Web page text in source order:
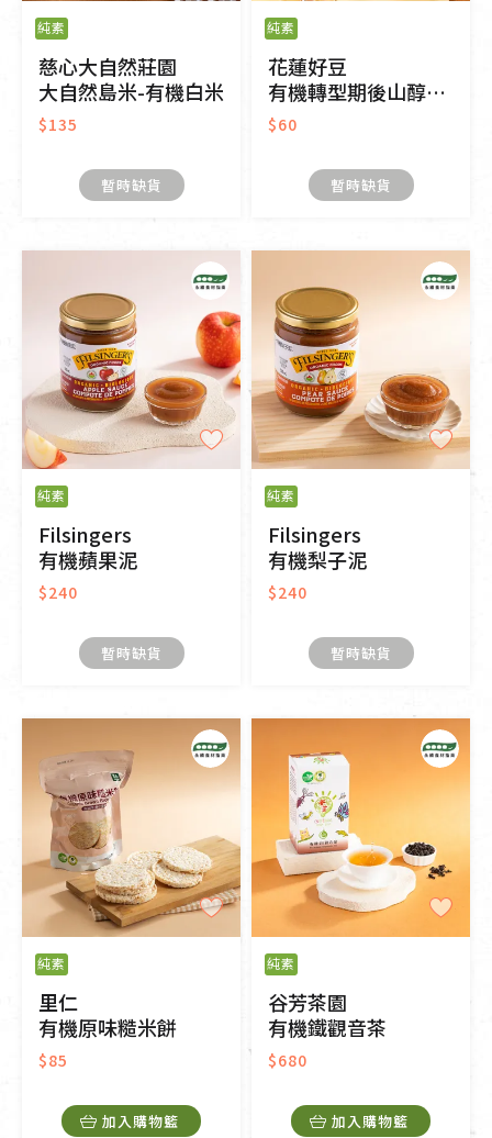
純素
慈心大自然莊園
大自然島米-有機白米
$135
暫時缺貨
純素
花蓮好豆
有機轉型期後山醇豆奶茶
$60
暫時缺貨
純素
Filsingers
有機蘋果泥
$240
暫時缺貨
純素
Filsingers
有機梨子泥
$240
暫時缺貨
純素
里仁
有機原味糙米餅
$85
加入購物籃
純素
谷芳茶園
有機鐵觀音茶
$680
加入購物籃